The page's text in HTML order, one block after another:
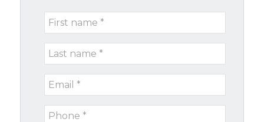
type
First
name
Last
name
Email
*
Phone